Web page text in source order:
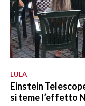
LULA
Einstein
si teme l’effetto